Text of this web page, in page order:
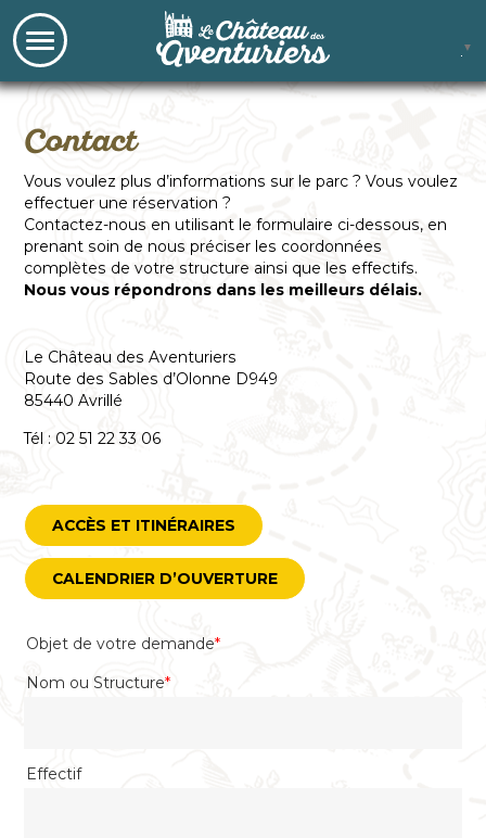
▼
Contact
Vous voulez plus d’informations sur le parc ? Vous voulez
effectuer une réservation ?
Contactez-nous en utilisant le formulaire ci-dessous, en
prenant soin de nous préciser les coordonnées
complètes de votre structure ainsi que les effectifs.
Nous vous répondrons dans les meilleurs délais.
Le Château des Aventuriers
Route des Sables d’Olonne D949
85440 Avrillé
Tél : 02 51 22 33 06
ACCÈS ET ITINÉRAIRES
CALENDRIER D’OUVERTURE
Objet de votre demande*
Nom ou Structure*
Effectif